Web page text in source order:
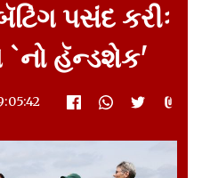
પસંદ કરીઃ
`નો હૅન્ડશેક'